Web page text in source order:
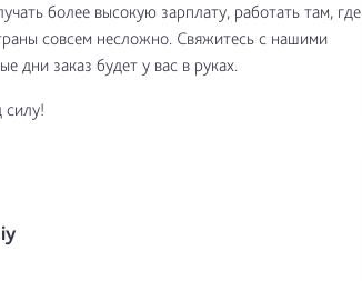
более высокую зарплату, работать там, где
совсем несложно. Свяжитесь с нашими
дни заказ будет у вас в руках.
силу!